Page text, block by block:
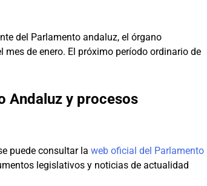
del Parlamento andaluz, el órgano
de enero. El próximo período ordinario de
Andaluz y procesos
puede consultar la web oficial del Parlamento
legislativos y noticias de actualidad